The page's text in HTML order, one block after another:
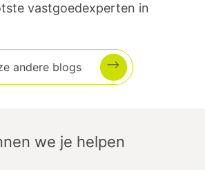
vastgoedexperten in
andere blogs
we je helpen